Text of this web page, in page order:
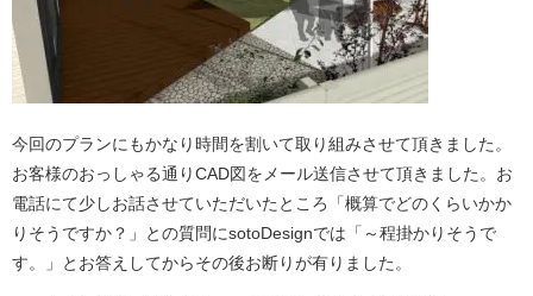
今回のプランにもかなり時間を割いて取り組みさせて頂きました。
お客様のおっしゃる通りCAD図をメール送信させて頂きました。お
電話にて少しお話させていただいたところ「概算でどのくらいかか
りそうですか？」との質問にsotoDesignでは「～程掛かりそうで
す。」とお答えしてからその後お断りが有りました。